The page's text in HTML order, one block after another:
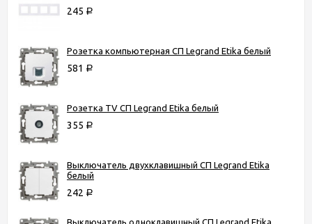
245 Р
Розетка компьютерная СП Legrand Etika белый
581 Р
Розетка TV СП Legrand Etika белый
355 Р
Выключатель двухклавишный СП Legrand Etika
белый
242 Р
Выключатель одноклавишный СП Legrand Etika